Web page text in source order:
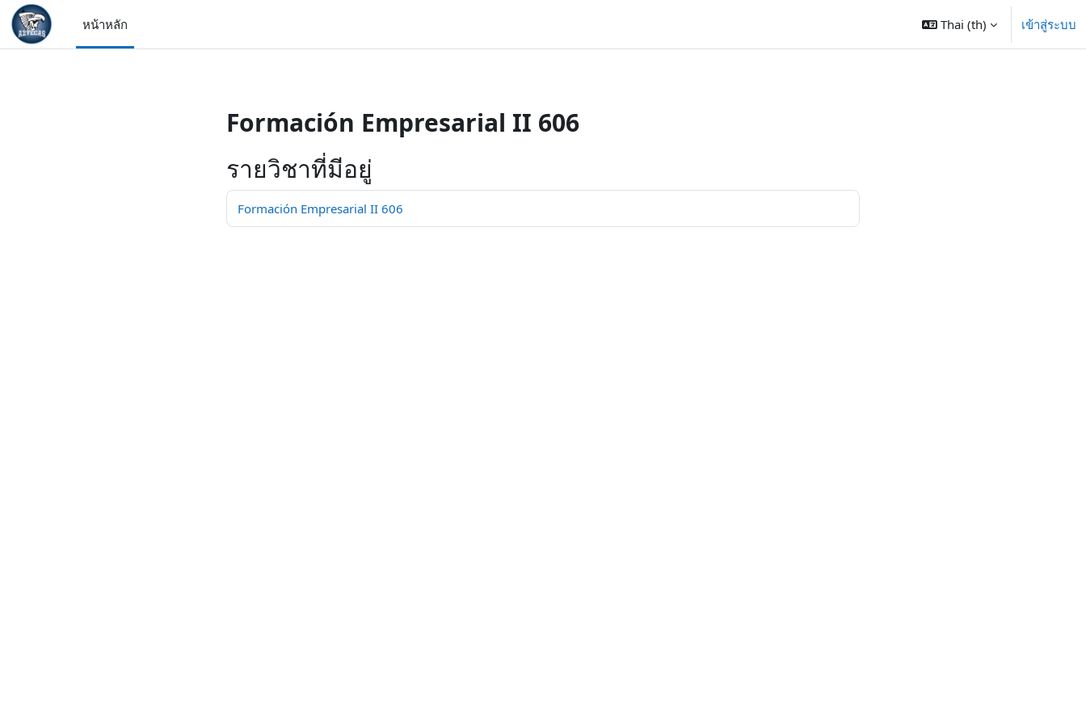
ข้ามไปที่เนื้อหาหลักหน้าหลัก Thai ‎(th)‎ เข้าสู่ระบบ
Formación Empresarial II 606
รายวิชาที่มีอยู่
Formación Empresarial II 606